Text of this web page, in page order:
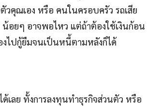
คุณเอง หรือ คนในครอบครัว รถเสีย
น้อยๆ อาจพอไหว แต่ถ้าต้องใช้เงินก้อน
งไปกู้ยืมจนเป็นหนี้ตามหลังก็ได้
เลย ทั้งการลงทุนทำธุรกิจส่วนตัว หรือ